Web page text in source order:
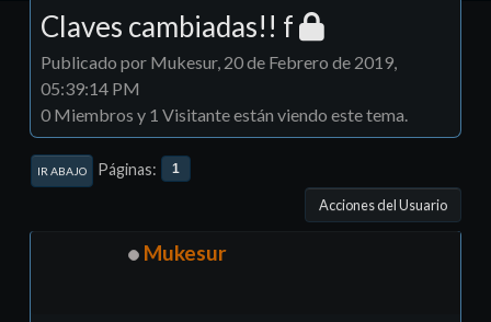
Claves cambiadas!! f
Publicado por Mukesur, 20 de Febrero de 2019,
05:39:14 PM
0 Miembros y 1 Visitante están viendo este tema.
IR ABAJO Páginas 1
Acciones del Usuario
Mukesur